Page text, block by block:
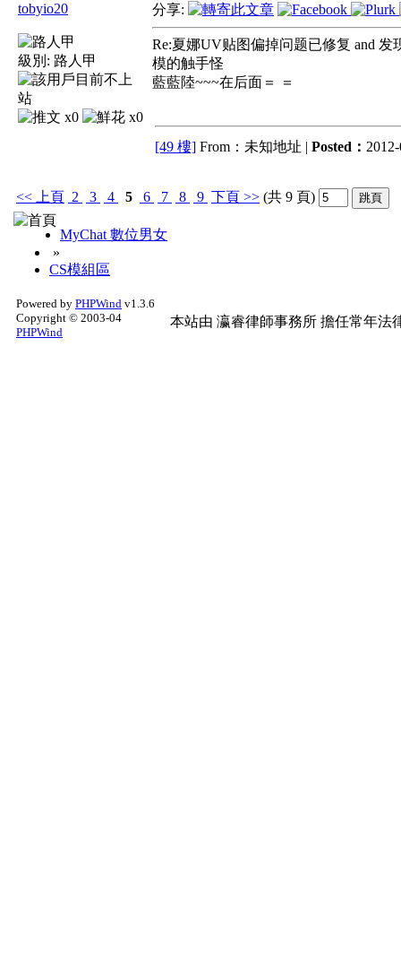
tobyio20
級別: 路人甲
x0 x0
分享:
Re:夏娜UV贴图偏掉问题已修复 and
模的触手怪
藍藍陸~~~在后面＝ ＝
[49 樓] From：未知地址 | Posted：
<< 上頁 2 3 4 5 6 7 8 9 下頁 >> (共 9 頁)
MyChat 數位男女
»
CS模組區
Powered by PHPWind v1.3.6
Copyright © 2003-04
PHPWind
本站由 瀛睿律師事務所 擔任常年法